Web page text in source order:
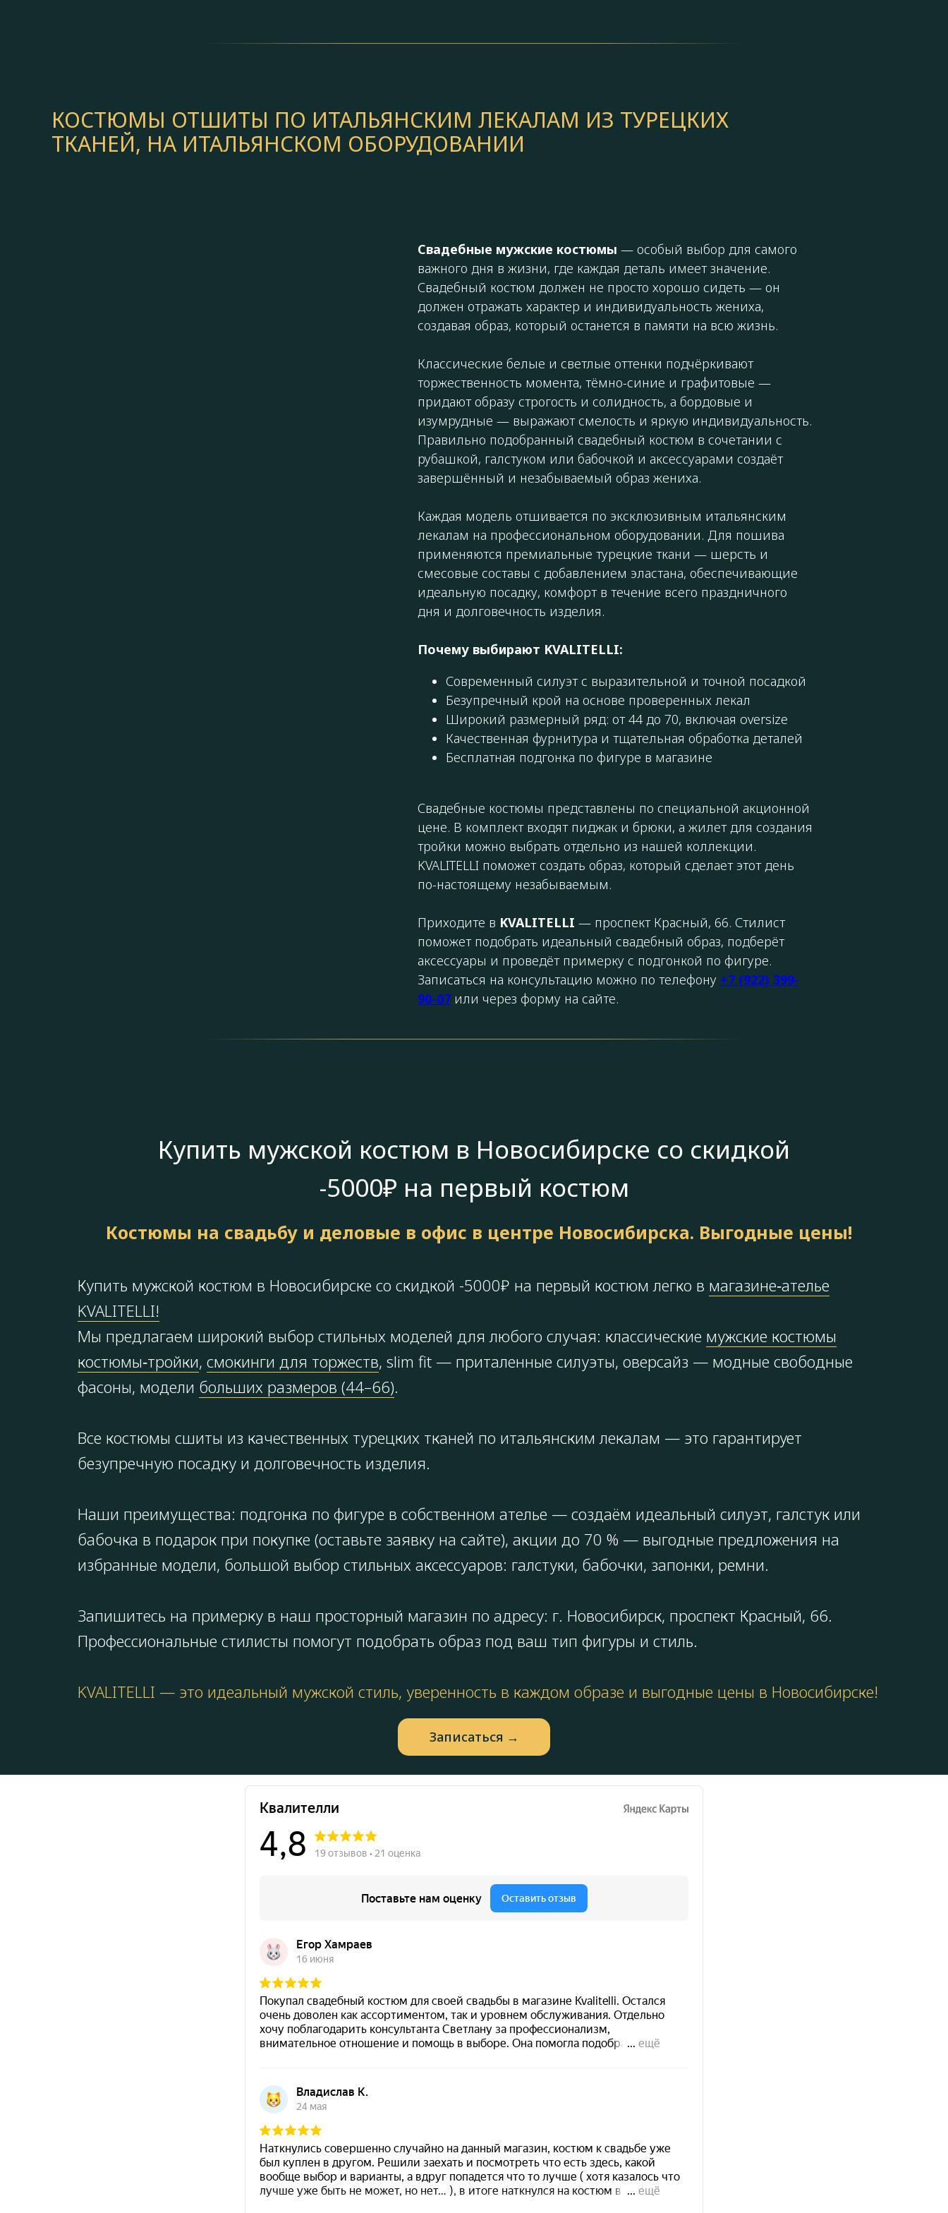
КОСТЮМЫ ОТШИТЫ ПО ИТАЛЬЯНСКИМ ЛЕКАЛАМ ИЗ ТУРЕЦКИХ
ТКАНЕЙ, НА ИТАЛЬЯНСКОМ ОБОРУДОВАНИИ
Свадебные мужские костюмы — особый выбор для самого
важного дня в жизни, где каждая деталь имеет значение.
Свадебный костюм должен не просто хорошо сидеть — он
должен отражать характер и индивидуальность жениха,
создавая образ, который останется в памяти на всю жизнь.
Классические белые и светлые оттенки подчёркивают
торжественность момента, тёмно-синие и графитовые —
придают образу строгость и солидность, а бордовые и
изумрудные — выражают смелость и яркую индивидуальность.
Правильно подобранный свадебный костюм в сочетании с
рубашкой, галстуком или бабочкой и аксессуарами создаёт
завершённый и незабываемый образ жениха.
Каждая модель отшивается по эксклюзивным итальянским
лекалам на профессиональном оборудовании. Для пошива
применяются премиальные турецкие ткани — шерсть и
смесовые составы с добавлением эластана, обеспечивающие
идеальную посадку, комфорт в течение всего праздничного
дня и долговечность изделия.
Почему выбирают KVALITELLI:
Современный силуэт с выразительной и точной посадкой
Безупречный крой на основе проверенных лекал
Широкий размерный ряд: от 44 до 70, включая oversize
Качественная фурнитура и тщательная обработка деталей
Бесплатная подгонка по фигуре в магазине
Свадебные костюмы представлены по специальной акционной
цене. В комплект входят пиджак и брюки, а жилет для создания
тройки можно выбрать отдельно из нашей коллекции.
KVALITELLI поможет создать образ, который сделает этот день
по-настоящему незабываемым.
Приходите в KVALITELLI — проспект Красный, 66. Стилист
поможет подобрать идеальный свадебный образ, подберёт
аксессуары и проведёт примерку с подгонкой по фигуре.
Записаться на консультацию можно по телефону +7 (922) 399-
90-07 или через форму на сайте.
Купить мужской костюм в Новосибирске со скидкой
-5000₽ на первый костюм
Купить мужской костюм в Новосибирске со скидкой -5000₽ на первый костюм легко в магазине‑ателье
KVALITELLI!
Мы предлагаем широкий выбор стильных моделей для любого случая: классические мужские костюмы
костюмы‑тройки, смокинги для торжеств, slim fit — приталенные силуэты, оверсайз — модные свободные
фасоны, модели больших размеров (44–66).
Все костюмы сшиты из качественных турецких тканей по итальянским лекалам — это гарантирует
безупречную посадку и долговечность изделия.
Наши преимущества: подгонка по фигуре в собственном ателье — создаём идеальный силуэт, галстук или
бабочка в подарок при покупке (оставьте заявку на сайте), акции до 70 % — выгодные предложения на
избранные модели, большой выбор стильных аксессуаров: галстуки, бабочки, запонки, ремни.
Запишитесь на примерку в наш просторный магазин по адресу: г. Новосибирск, проспект Красный, 66.
Профессиональные стилисты помогут подобрать образ под ваш тип фигуры и стиль.
KVALITELLI — это идеальный мужской стиль, уверенность в каждом образе и выгодные цены в Новосибирске!
Костюмы на свадьбу и деловые в офис в центре Новосибирска. Выгодные цены!
Запиcаться →